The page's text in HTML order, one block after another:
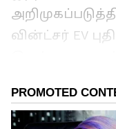
வின்ட்சர் EV
மட்டும் 19,000
உள்ளன. இது